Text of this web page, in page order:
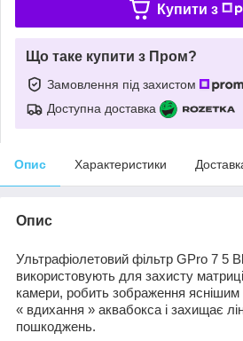
Купити з
Що таке купити з Пром?
Замовлення під захистом
Доступна доставка
Опис Характеристики
Опис
Ультрафіолетовий фільтр GPro 7 5
використовують для захисту матриці
камери, робить зображення яснішим
« вдихання » аквабокса і захищає
пошкоджень.